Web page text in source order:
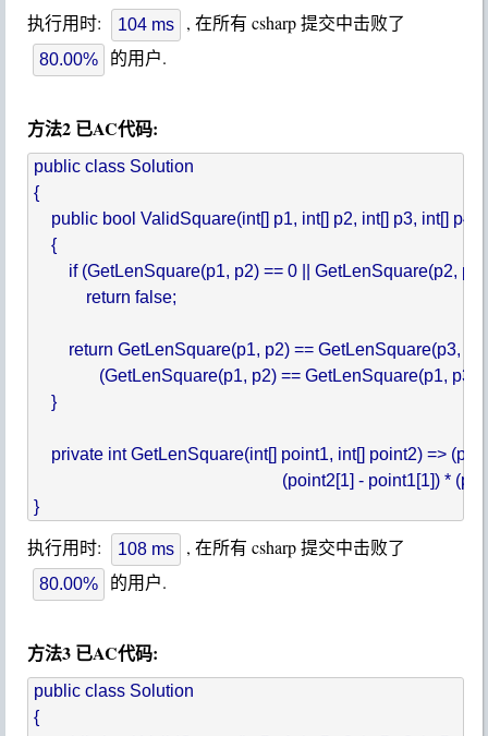
执行用时: 104 ms , 在所有 csharp 提交中击败了
80.00% 的用户.
方法2 已AC代码:
public class Solution
{
    public bool ValidSquare(int[] p1, int[] p2, int[] p3, int[] p4)
    {
if (GetLenSquare(p1, p2) == 0 || GetLenSquare(p2,
            return false;
return GetLenSquare(p1, p2) ==
(GetLenSquare(p1, p2) == GetLenSquare(p1,
    }
private int GetLenSquare(int[] point1, int[] point2) =>
(point2[1] - point1[1]) *
执行用时: 108 ms , 在所有 csharp 提交中击败了
80.00% 的用户.
方法3 已AC代码:
public class Solution
{